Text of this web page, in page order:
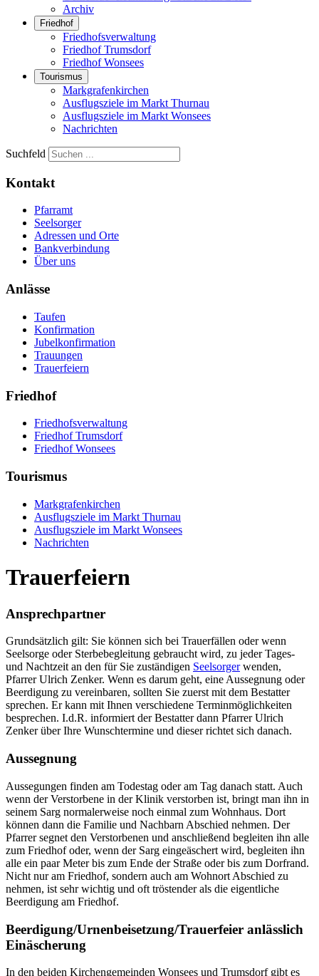
Archiv
Friedhof
Friedhofsverwaltung
Friedhof Trumsdorf
Friedhof Wonsees
Tourismus
Markgrafenkirchen
Ausflugsziele im Markt Thurnau
Ausflugsziele im Markt Wonsees
Nachrichten
Suchfeld
Kontakt
Pfarramt
Seelsorger
Adressen und Orte
Bankverbindung
Über uns
Anlässe
Taufen
Konfirmation
Jubelkonfirmation
Trauungen
Trauerfeiern
Friedhof
Friedhofsverwaltung
Friedhof Trumsdorf
Friedhof Wonsees
Tourismus
Markgrafenkirchen
Ausflugsziele im Markt Thurnau
Ausflugsziele im Markt Wonsees
Nachrichten
Trauerfeiern
Ansprechpartner
Grundsätzlich gilt: Sie können sich bei Trauerfällen oder wenn
Seelsorge oder Sterbebegleitung gebraucht wird, zu jeder Tages-
und Nachtzeit an den für Sie zuständigen Seelsorgerwenden,
Pfarrer Ulrich Zenker. Wenn es darum geht, eine Aussegnung oder
Beerdigung zu vereinbaren, sollten Sie zuerst mit dem Bestatter
sprechen. Er kann mit Ihnen verschiedene Terminmöglichkeiten
besprechen. I.d.R. informiert der Bestatter dann Pfarrer Ulrich
Zenker über Ihre Wunschtermine und dieser richtet sich danach.
Aussegnung
Aussegungen finden am Todestag oder am Tag danach statt. Auch
wenn der Verstorbene in der Klinik verstorben ist, bringt man ihn in
seinem Sarg normalerweise noch einmal zum Wohnhaus. Dort
können dann die Familie und Nachbarn Abschied nehmen. Der
Pfarrer segnet den Verstorbenen und anschließend begleiten ihn alle
zum Friedhof oder, wenn der Sarg eingeäschert wird, begleiten ihn
alle ein paar Meter bis zum Ende der Straße oder bis zum Dorfrand.
Nicht nur am Friedhof, sondern auch am Wohnort Abschied zu
nehmen, ist sehr wichtig und oft tröstender als die eigentliche
Beerdigung am Friedhof.
Beerdigung/Urnenbeisetzung/Trauerfeier anlässlich
Einäscherung
In den beiden Kirchengemeinden Wonsees und Trumsdorf gibt es